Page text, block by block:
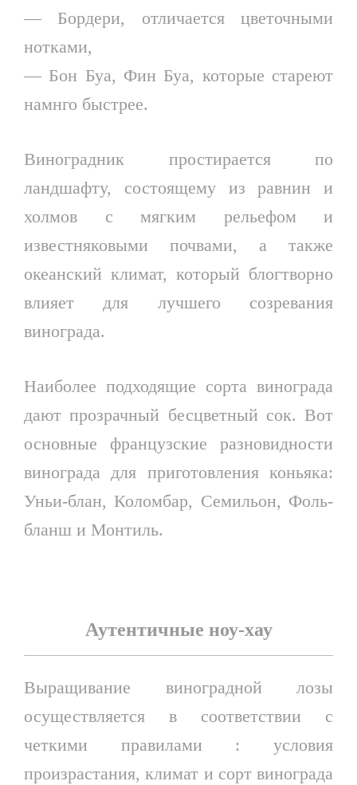
— Бордери, отличается цветочными
нотками,
— Бон Буа, Фин Буа, которые стареют
намнго быстрее.
Виноградник простирается по
ландшафту, состоящему из равнин и
холмов с мягким рельефом и
известняковыми почвами, а также
океанский климат, который блогтворно
влияет для лучшего созревания
винограда.
Наиболее подходящие сорта винограда
дают прозрачный бесцветный сок. Вот
основные французские разновидности
винограда для приготовления коньяка:
Уньи-блан, Коломбар, Семильон, Фоль-
бланш и Монтиль.
Аутентичные ноу-хау
Выращивание виноградной лозы
осуществляется в соответствии с
четкими правилами : условия
произрастания, климат и сорт винограда